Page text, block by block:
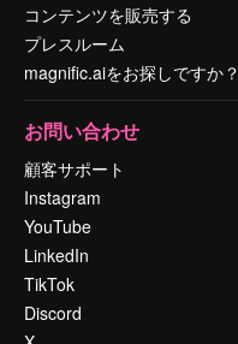
コンテンツを販売する
プレスルーム
magnific.aiをお探しですか？
お問い合わせ
顧客サポート
Instagram
YouTube
LinkedIn
TikTok
Discord